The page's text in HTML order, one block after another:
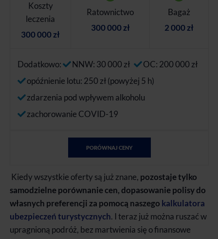
Koszty
leczenia
300 000 zł
Ratownictwo
300 000 zł
Bagaż
2 000 zł
Dodatkowo: NNW: 30 000 zł
OC: 200 000 zł
opóźnienie lotu: 250 zł (powyżej 5 h)
zdarzenia pod wpływem alkoholu
zachorowanie COVID-19
PORÓWNAJ CENY
Kiedy wszystkie oferty są już znane, pozostaje tylko
samodzielne porównanie cen, dopasowanie polisy do
własnych preferencji za pomocą naszego kalkulatora
ubezpieczeń turystycznych. I teraz już można ruszać w
upragnioną podróż, bez martwienia się o finansowe